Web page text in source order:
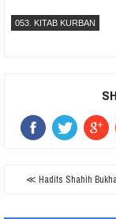
053. KITAB KURBAN
≪ Hadits Shahih